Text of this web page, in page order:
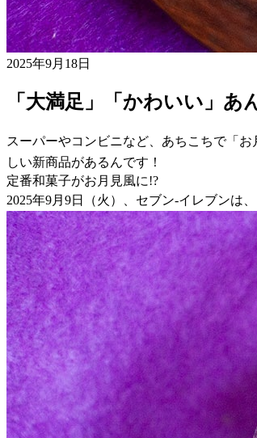
2025年9月18日
「大満足」「かわいい」
スーパーやコンビニなど、あちこちで「
しい新商品があるんです！
定番和菓子がお月見風に!?
2025年9月9日（火）、セブン-イレブンは